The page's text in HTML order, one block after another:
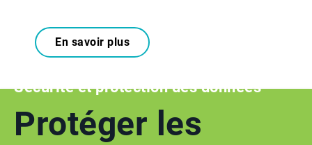
En savoir plus
Sécurité et protection des données
Protéger les